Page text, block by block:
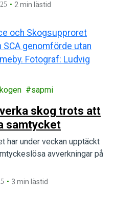
2 min lästid
sapmi
skog trots att
samtycket
har under veckan upptäckt
avverkningar på
3 min lästid